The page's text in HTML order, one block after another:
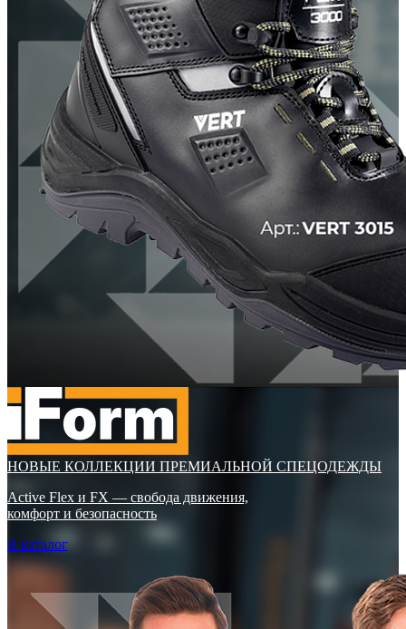
НОВЫЕ КОЛЛЕКЦИИ ПРЕМИАЛЬНОЙ СПЕЦОДЕЖДЫ
Active Flex и FX — свобода движения,
комфорт и безопасность
В каталог